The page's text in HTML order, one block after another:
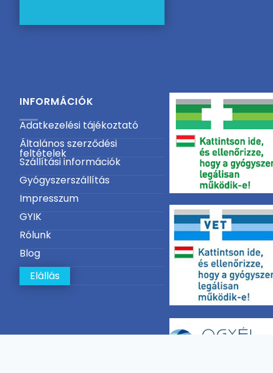
INFORMÁCIÓK
Adatkezelési tájékoztató
Általános szerződési
feltételek
Szállítási információk
Gyógyszerszállítás
Impresszum
GYIK
Rólunk
Blog
Elállás